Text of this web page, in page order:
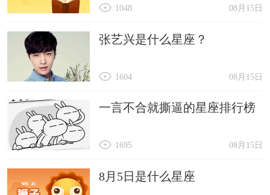
08月15日
1048
张艺兴是什么星座？
08月15日
1604
一言不合就撕逼的星座排行榜
08月15日
1695
8月5日是什么星座